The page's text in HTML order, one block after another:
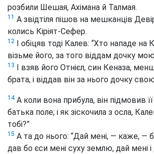
розбили Шешая, Ахімана й Талмая.
11 А звідтіля пішов на мешканців
колись Кіріят-Сефер.
12 І обіцяв тоді Калев: “Хто нападе на
візьме його, за того віддам дочку
13 І взяв його Отнієл, син Кеназа,
брата, і віддав він за нього дочку
14А коли вона прибула, він підмовив
батька поле; і як зіскочила з осла,
тобі?”
15 А та до нього: “Дай мені, — каже, —
дав бо єси мені суху землю, дай мені